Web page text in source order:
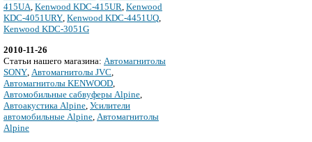
415UA, Kenwood KDC-415UR, Kenwood
KDC-4051URY, Kenwood KDC-4451UQ,
Kenwood KDC-3051G
2010-11-26
Cтатьи нашего магазина: Автомагнитолы
SONY Автомагнитолы JVC
Автомагнитолы KENWOOD
Автомобильные сабвуферы Alpine
Автоакустика Alpine Усилители
автомобильные Alpine Автомагнитолы
Alpine